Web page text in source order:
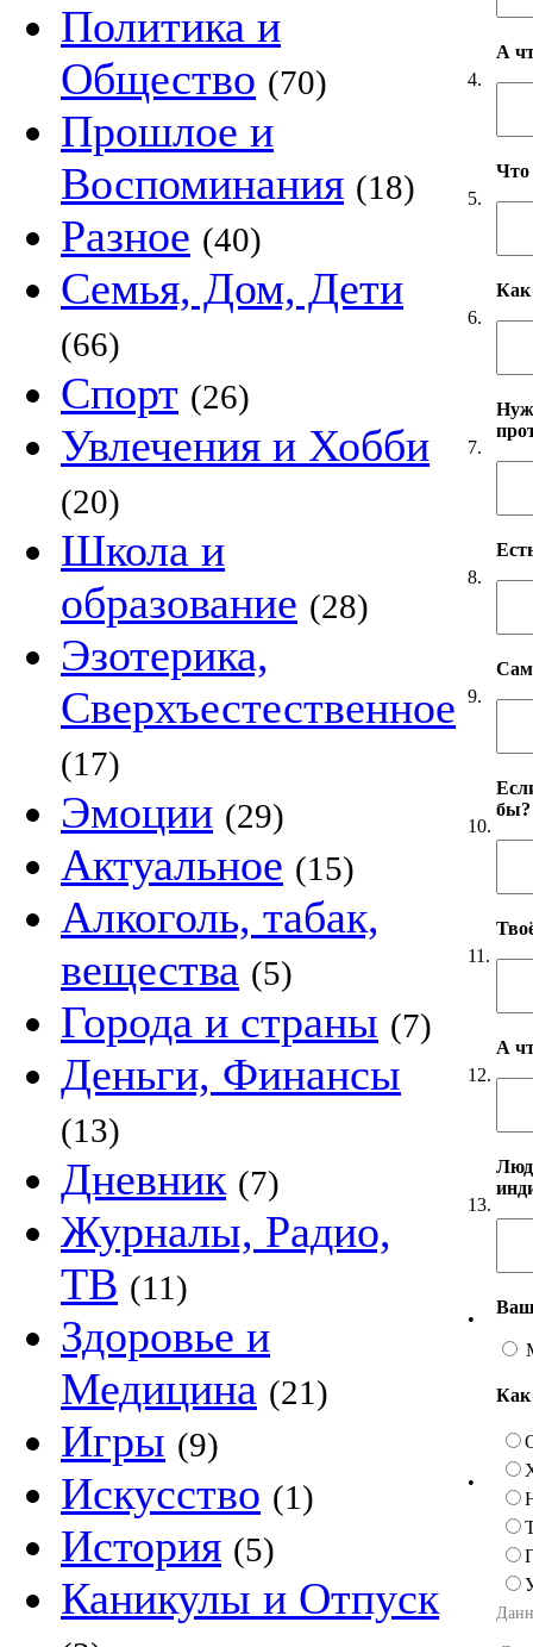
Политика и
Общество (70)
Прошлое и
Воспоминания (18)
Разное (40)
Семья, Дом, Дети
(66)
Спорт (26)
Увлечения и Хобби
(20)
Школа и
образование (28)
Эзотерика,
Сверхъестественное
(17)
Эмоции (29)
Актуальное (15)
Алкоголь, табак,
вещества (5)
Города и страны (7)
Деньги, Финансы
(13)
Дневник (7)
Журналы, Радио,
ТВ (11)
Здоровье и
Медицина (21)
Игры (9)
Искусство (1)
История (5)
Каникулы и Отпуск
4.
А
5.
Что
6.
Как
7.
8.
9.
10.
бы?
11.
12.
А
13.
•
•
Как